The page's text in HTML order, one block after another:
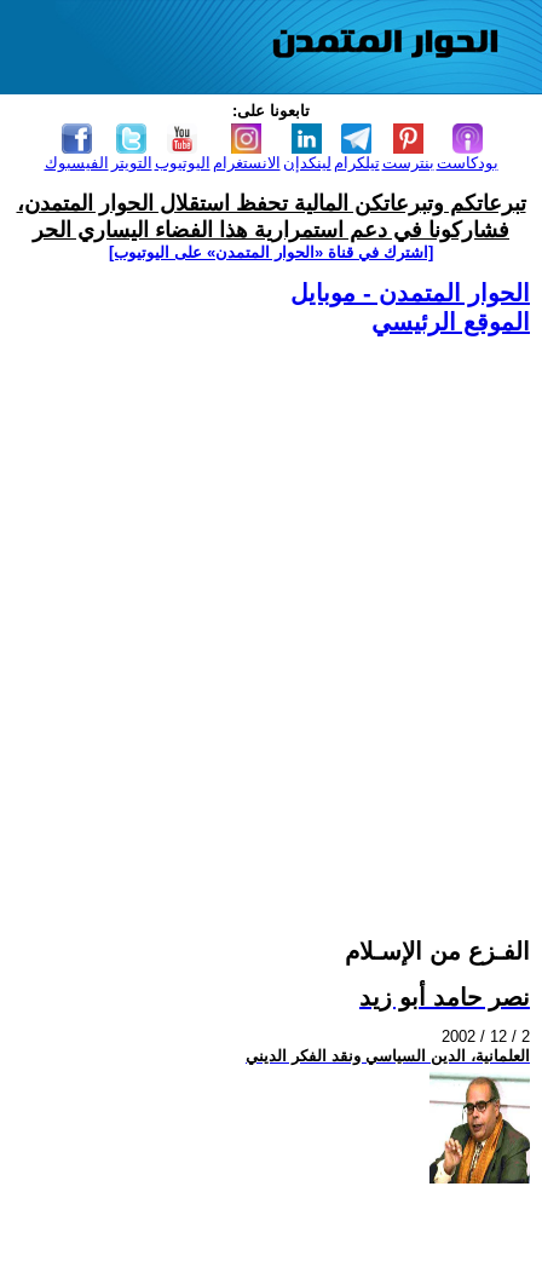
تابعونا على:
الفيسبوك التويتر اليوتيوب الانستغرام لينكدإن تيلكرامبنترست بودكاست
تبرعاتكم وتبرعاتكن المالية تحفظ استقلال الحوار المتمدن،
فشاركونا في دعم استمرارية هذا الفضاء اليساري الحر
[اشترك في قناة ‫«الحوار المتمدن» على اليوتيوب]
الحوار المتمدن - موبايل
الموقع الرئيسي
الفـزع من الإسـلام
نصر حامد أبو زيد
2002 / 12 / 2
العلمانية، الدين السياسي ونقد الفكر الديني